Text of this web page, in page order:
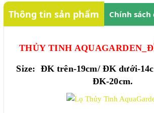
Thông tin sản phẩm Chính
THỦY TINH
Size: ĐK trên-19cm/ ĐK dưới-
ĐK-20cm.